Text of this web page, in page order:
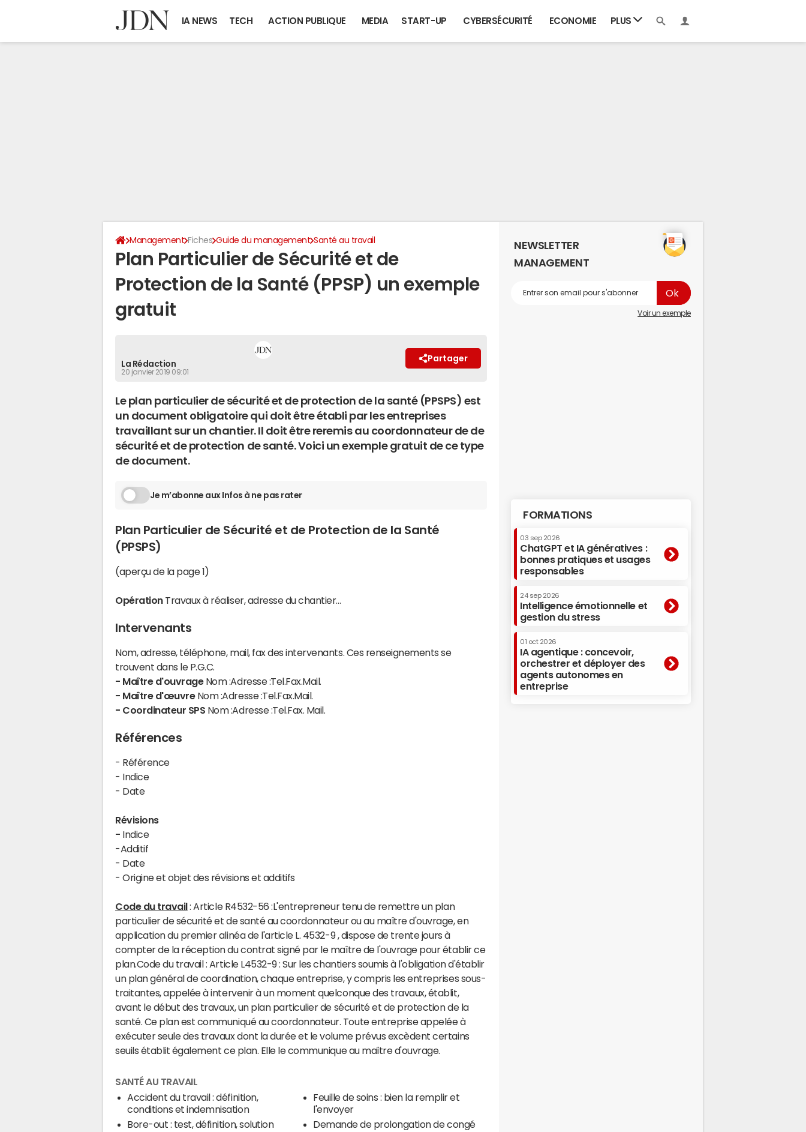
IA NEWS TECH ACTION PUBLIQUE MEDIA START-UP CYBERSÉCURITÉ ECONOMIE PLUS
Management Fiches Guide du management Santé au travail
Plan Particulier de Sécurité et de
Protection de la Santé (PPSP) un exemple
gratuit
La Rédaction
20 janvier 2019 09:01
Partager
Le plan particulier de sécurité et de protection de la santé (PPSPS) est
un document obligatoire qui doit être établi par les entreprises
travaillant sur un chantier. Il doit être reremis au coordonnateur de de
sécurité et de protection de santé. Voici un exemple gratuit de ce type
de document.
Je m’abonne aux Infos à ne pas rater
Plan Particulier de Sécurité et de Protection de la Santé
(PPSPS)
(aperçu de la page 1)
OpérationTravaux à réaliser, adresse du chantier...
Intervenants
Nom, adresse, téléphone, mail, fax des intervenants. Ces renseignements se
trouvent dans le P.G.C.
- Maître d'ouvrage Nom :Adresse :Tel.Fax.Mail.
- Maître d'œuvre Nom :Adresse :Tel.Fax.Mail.
- Coordinateur SPS Nom :Adresse :Tel.Fax. Mail.
Références
- Référence
- Indice
- Date
Révisions
- Indice
-Additif
- Date
- Origine et objet des révisions et additifs
Code du travail : Article R4532-56 :L'entrepreneur tenu de remettre un plan
particulier de sécurité et de santé au coordonnateur ou au maître d'ouvrage, en
application du premier alinéa de l'article L. 4532-9 , dispose de trente jours à
compter de la réception du contrat signé par le maître de l'ouvrage pour établir ce
plan.Code du travail : Article L4532-9 : Sur les chantiers soumis à l'obligation d'établir
un plan général de coordination, chaque entreprise, y compris les entreprises sous-
traitantes, appelée à intervenir à un moment quelconque des travaux, établit,
avant le début des travaux, un plan particulier de sécurité et de protection de la
santé. Ce plan est communiqué au coordonnateur. Toute entreprise appelée à
exécuter seule des travaux dont la durée et le volume prévus excèdent certains
seuils établit également ce plan. Elle le communique au maître d'ouvrage.
SANTÉ AU TRAVAIL
Accident du travail : définition,
conditions et indemnisation
Feuille de soins : bien la remplir et
l'envoyer
Bore-out : test, définition, solution
Demande de prolongation de congé
NEWSLETTER
MANAGEMENT
Voir un exemple
FORMATIONS
03 sep 2026
ChatGPT et IA génératives :
bonnes pratiques et usages
responsables
24 sep 2026
Intelligence émotionnelle et
gestion du stress
01 oct 2026
IA agentique : concevoir,
orchestrer et déployer des
agents autonomes en
entreprise